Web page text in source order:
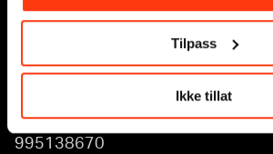
Tilpass
Ikke tillat
Postadresse:
Postboks 3304 Sørenga, 0140 Oslo
info@munch.com
Organisasjonsnummer:
995138670